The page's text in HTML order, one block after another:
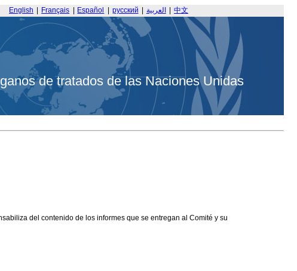
English Français Español русский العربية 中文
de tratados de las Naciones Unidas
del contenido de los informes que se entregan al Comité y su